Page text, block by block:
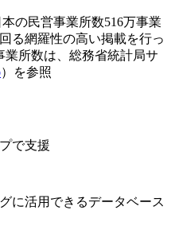
の民営事業所数516万事業
る網羅性の高い掲載を行っ
所数は、総務省統計局サ
）を参照
で支援
に活用できるデータベース